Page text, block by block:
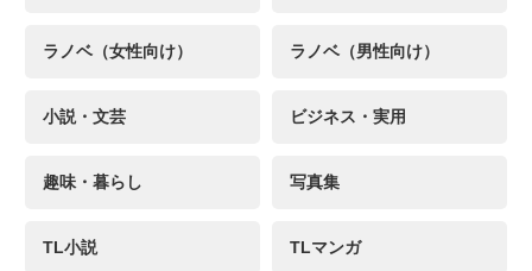
ラノベ（女性向け） ラノベ（男性向け）
小説・文芸 ビジネス・実用
趣味・暮らし 写真集
TL小説 TLマンガ